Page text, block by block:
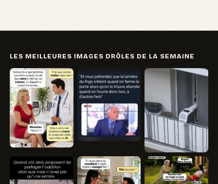
LES MEILLEURES IMAGES DRÔLES DE LA SEMAINE